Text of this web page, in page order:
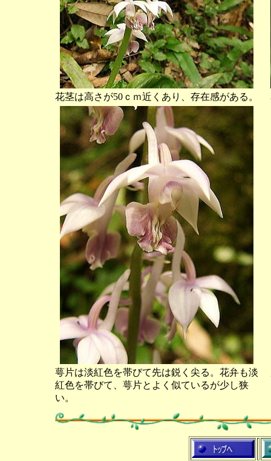
花茎は高さが50ｃｍ近くあり、存在感がある。
萼片は淡紅色を帯びて先は鋭く尖る。花弁も淡
紅色を帯びて、萼片とよく似ているが少し狭
い。